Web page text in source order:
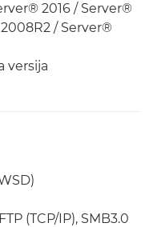
2016 / Server®
/ Server®
versija
(TCP/IP), SMB3.0